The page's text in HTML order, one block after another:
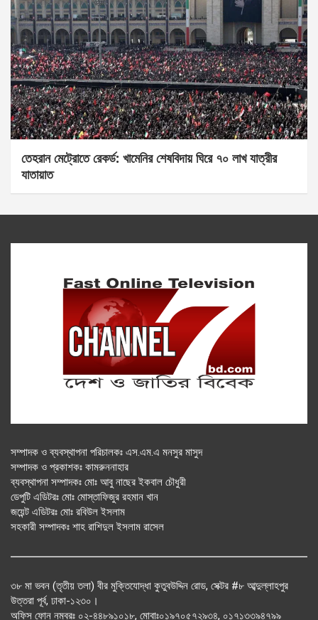
তেহরান মেট্রোতে রেকর্ড: খামেনির শেষবিদায় ঘিরে ৭০ লাখ যাত্রীর
যাতায়াত
সম্পাদক ও ব্যবস্থাপনা পরিচালকঃ এস.এম.এ মনসুর মাসুদ
সম্পাদক ও প্রকাশকঃ কামরুননাহার
ব্যবস্থাপনা সম্পাদকঃ মোঃ আবু নাছের ইকবাল চৌধুরী
ডেপুটি এডিটরঃ মোঃ মোস্তাফিজুর রহমান খান
জয়েন্ট এডিটরঃ মোঃ রবিউল ইসলাম
সহকারী সম্পাদকঃ শাহ রাশিদুল ইসলাম রাসেল
৩৮ মা ভবন (তৃতীয় তলা) বীর মুক্তিযোদ্ধা কুতুবউদ্দিন রোড, সেক্টর #৮ আব্দুল্লাহপুর
উত্তরা পূর্ব, ঢাকা-১২৩০।
অফিস ফোন নম্বরঃ ০২-৪৪৮৯১০১৮, মোবাঃ০১৯৭০৫৭২৯৩৪, ০১৭১৩৩৯৪৭৯৯